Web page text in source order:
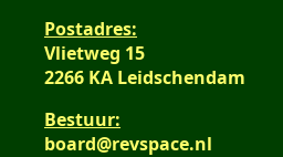
Postadres:
Vlietweg 15
2266 KA Leidschendam
Bestuur:
board@revspace.nl